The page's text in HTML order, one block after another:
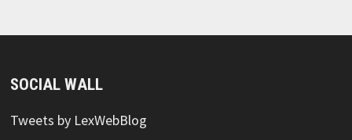
SOCIAL WALL
Tweets by LexWebBlog